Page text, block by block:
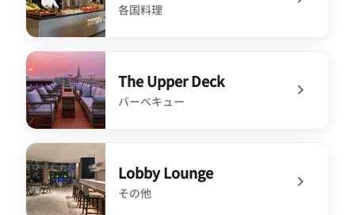
各国料理
undefined Lok Lak
The Upper Deck
バーベキュー
undefined The Upper Deck
Lobby Lounge
その他